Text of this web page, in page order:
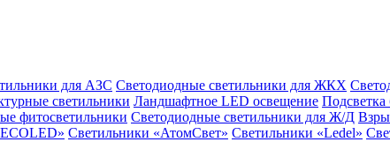
для АЗС Светодиодные светильники для ЖКХ
светильники Ландшафтное LED освещение Подсветка
фитосветильники Светодиодные светильники для Ж/Д
Светильники «АтомСвет» Светильники «Ledel»